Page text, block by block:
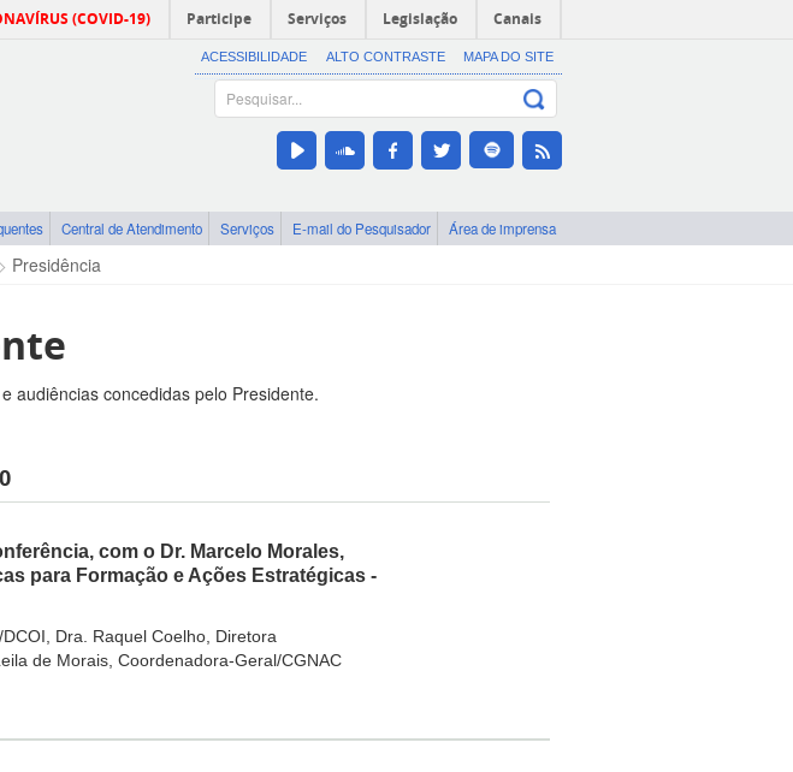
(COVID-19) Participe Serviços Legislação Canais
ACESSIBILIDADE ALTO CONTRASTE MAPA DO SITE
Central de Atendimento Serviços E-mail do Pesquisador Área de imprensa
Presidência
audiências concedidas pelo Presidente.
com o Dr. Marcelo Morales,
para Formação e Ações Estratégicas -
Dra. Raquel Coelho, Diretora
de Morais, Coordenadora-Geral/CGNAC